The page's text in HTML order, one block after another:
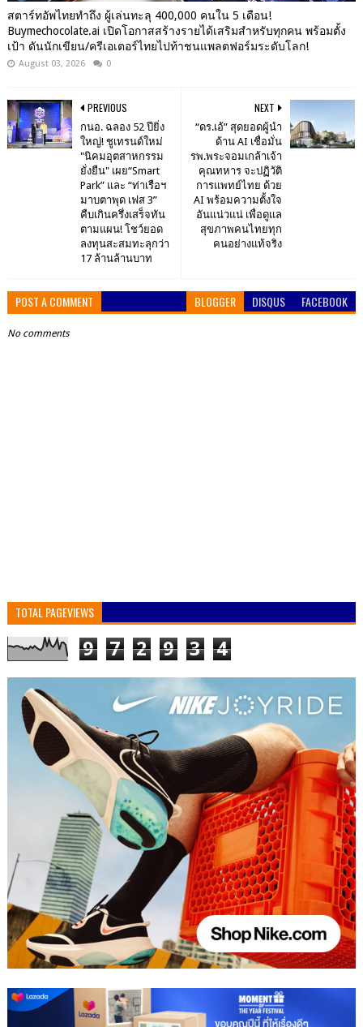
สตาร์ทอัพไทยทำถึง ผู้เล่นทะลุ 400,000 คนใน 5 เดือน!
Buymechocolate.ai เปิดโอกาสสร้างรายได้เสริมสำหรับทุกคน พร้อมตั้ง
เป้า ดันนักเขียน/ครีเอเตอร์ไทยไปท้าชนแพลตฟอร์มระดับโลก!
August 03, 2026 0
NEXT
“ดร.เอ้” สุดยอดผู้นำ
ด้าน AI เชื่อมั่น
รพ.พระจอมเกล้าเจ้า
คุณทหาร จะปฏิวัติ
การแพทย์ไทย ด้วย
AI พร้อมความตั้งใจ
อันแน่วแน่ เพื่อดูแล
สุขภาพคนไทยทุก
คนอย่างแท้จริง
PREVIOUS
กนอ. ฉลอง 52 ปียิ่ง
ใหญ่! ชูเทรนด์ใหม่
"นิคมอุตสาหกรรม
ยั่งยืน" เผย“Smart
Park” และ “ท่าเรือฯ
มาบตาพุด เฟส 3”
คืบเกินครึ่งเสร็จทัน
ตามแผน! โชว์ยอด
ลงทุนสะสมทะลุกว่า
17 ล้านล้านบาท
POST A COMMENT BLOGGER DISQUS FACEBOOK
No comments
TOTAL PAGEVIEWS
9 7 2 9 3 4